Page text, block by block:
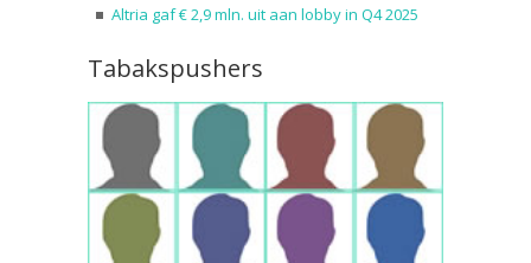
Altria gaf € 2,9 mln. uit aan lobby in Q4 2025
Tabakspushers